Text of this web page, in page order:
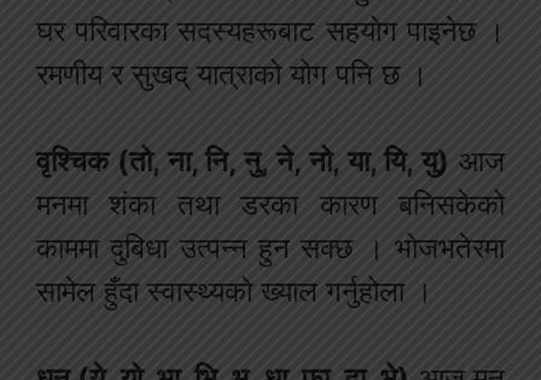
घर परिवारका सदस्यहरूबाट सहयोग पाइनेछ ।
रमणीय र सुखद् यात्राको योग पनि छ ।
वृश्चिक (तो, ना, नि, नु, ने, नो, या, यि, यु) आज
मनमा शंका तथा डरका कारण बनिसकेको
काममा दुबिधा उत्पन्न हुन सक्छ । भोजभतेरमा
सामेल हुँदा स्वास्थ्यको ख्याल गर्नुहोला ।